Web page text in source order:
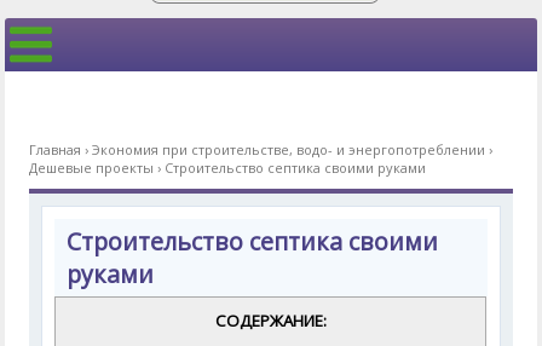
Главная ›Экономия при строительстве, водо- и энергопотреблении ›
Дешевые проекты › Строительство септика своими руками
Строительство септика своими
руками
СОДЕРЖАНИЕ: